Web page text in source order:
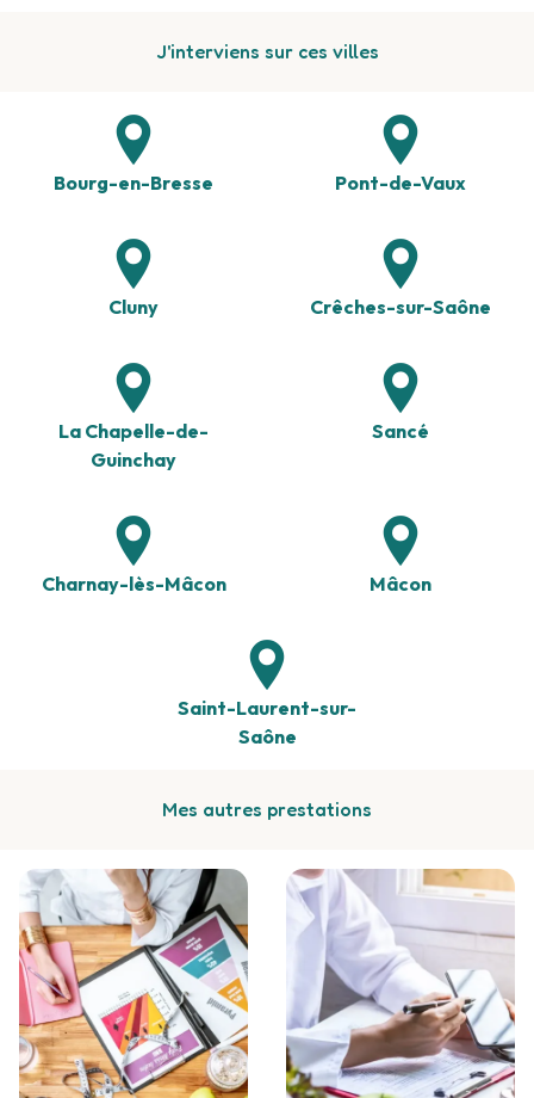
J'interviens sur ces villes
Bourg-en-Bresse Pont-de-Vaux
Cluny Crêches-sur-Saône
La Chapelle-de-
Guinchay
Sancé
Charnay-lès-Mâcon Mâcon
Saint-Laurent-sur-
Saône
Mes autres prestations